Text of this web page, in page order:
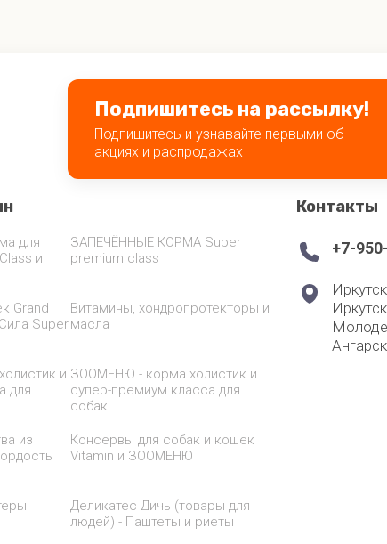
Подпишитесь на рассылку!
Подпишитесь и узнавайте первыми об
акциях и распродажах
для
и
ЗАПЕЧЁННЫЕ КОРМА Super
premium class
Grand
Super
Витамины, хондропротекторы и
масла
и
для
ЗООМЕНЮ - корма холистик и
супер-премиум класса для
собак
из
Консервы для собак и кошек
Vitamin и ЗООМЕНЮ
Деликатес Дичь (товары для
людей) - Паштеты и риеты
Контакты
+7-